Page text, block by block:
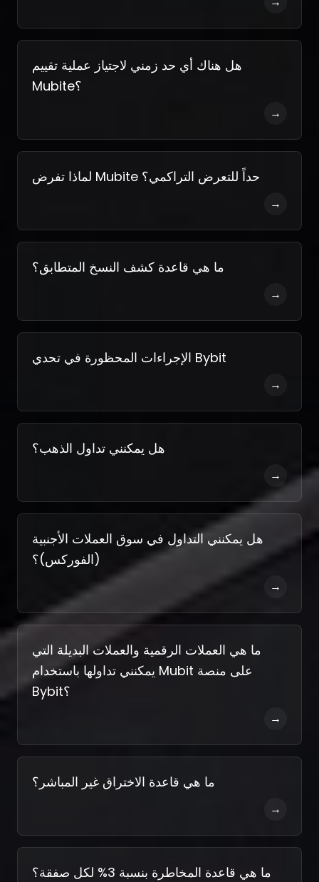
هل هناك أي حد زمني لاجتياز عملية تقييم
Mubite؟
→
لماذا تفرض Mubite حداً للتعرض التراكمي؟
→
ما هي قاعدة كشف النسخ المتطابق؟
→
الإجراءات المحظورة في تحدي Bybit
→
هل يمكنني تداول الذهب؟
→
هل يمكنني التداول في سوق العملات الأجنبية
(الفوركس)؟
→
ما هي العملات الرقمية والعملات البديلة التي
يمكنني تداولها باستخدام Mubit على منصة
Bybit؟
→
ما هي قاعدة الاختراق غير المباشر؟
→
ما هي قاعدة المخاطرة بنسبة 3% لكل صفقة؟